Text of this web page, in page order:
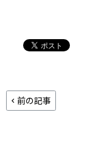
前の記事